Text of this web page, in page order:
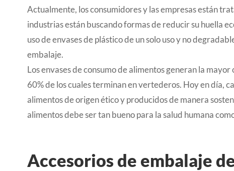
Actualmente, los consumidores y las empresas están
industrias están buscando formas de reducir su huella
uso de envases de plástico de un solo uso y no
embalaje.
Los envases de consumo de alimentos generan la
60% de los cuales terminan en vertederos. Hoy en día,
alimentos de origen ético y producidos de manera
alimentos debe ser tan bueno para la salud humana
Accesorios de embalaje